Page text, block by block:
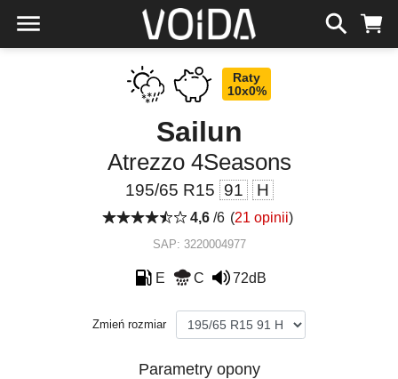
Raty
10x0%
Sailun
Atrezzo 4Seasons
195/65 R15 91 H
4,6/6 (21 opinii)
SAP: 3220004977
E C 72dB
Zmień rozmiar
Parametry opony